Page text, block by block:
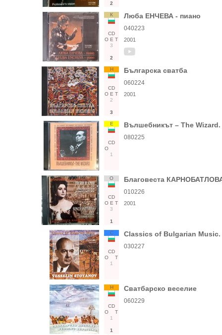
2
К
CD
О Е Т
3
2
Люба ЕНЧЕВА - пиано
040223
2001
Н
CD
О Е Т
2
3
Българска сватба
060224
2001
Е
CD
О
1
Вълшебникът – The
080225
О
CD
О Е Т
3
1
Благовеста
010226
2001
С
CD
О
Т
1
Classics of Bulgarian Music.
030227
Н
CD
О
Т
1
1
Сватбарско веселие
060229